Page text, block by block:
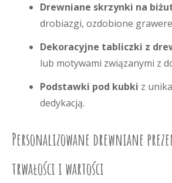
Drewniane skrzynki na
drobiazgi, ozdobione
Dekoracyjne tabliczki z
lub motywami związanymi z
Podstawki pod kubki z
dedykacją.
Personalizowane drewniane
trwałości i wartości